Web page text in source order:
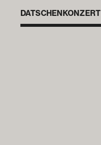
DATSCHENKONZERT